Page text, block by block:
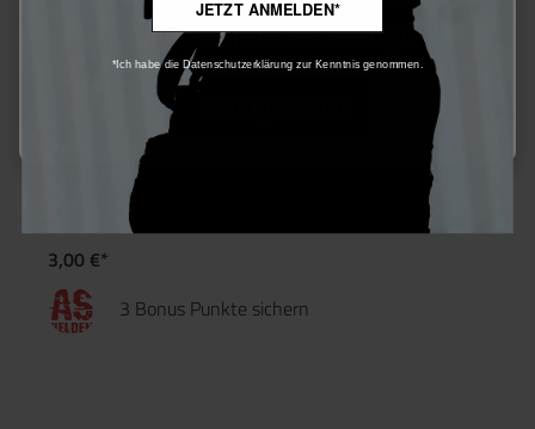
Pirate Arms T-Plug to Mini Connector
3,00 €*
3 Bonus Punkte sichern
Nur technisch notwendige
JETZT ANMELDEN*
*Ich habe die Datenschutzerklärung zur Kenntnis genommen.